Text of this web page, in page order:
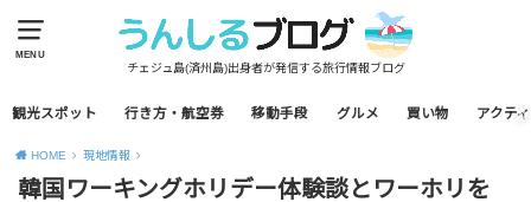
MENU
チェジュ島(済州島)出身者が発信する旅行情報ブログ
観光スポット 行き方・航空券 移動手段 グルメ 買い物 アクテ
HOME 現地情報
韓国ワーキングホリデー体験談とワーホリを